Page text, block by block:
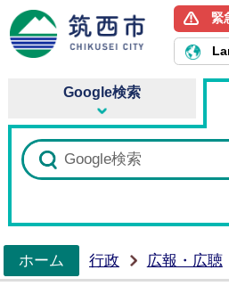
緊
Google検索
ホーム
行政 広報・広聴